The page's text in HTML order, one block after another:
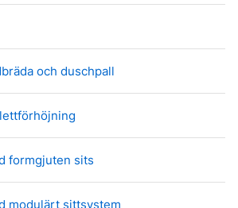
och duschpall
formgjuten sits
modulärt sittsystem